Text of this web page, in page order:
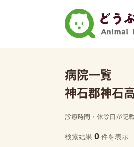
病院一覧
神石郡神石
診療時間・休診日が記
検索結果 0 件を表示